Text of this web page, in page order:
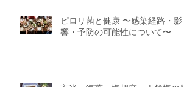
ピロリ菌と健康 〜感染経路・影
響・予防の可能性について〜